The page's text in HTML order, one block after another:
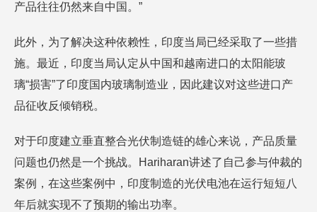
产品往往仍然来自中国。”
此外，为了解决这种依赖性，印度当局已经采取了一些措
施。最近，印度当局认定从中国和越南进口的太阳能玻
璃“损害”了印度国内玻璃制造业，因此建议对这些进口产
品征收反倾销税。
对于印度建立垂直整合光伏制造链的雄心来说，产品质量
问题也仍然是一个挑战。Hariharan讲述了自己参与仲裁的
案例，在这些案例中，印度制造的光伏电池在运行短短八
年后就实现不了预期的输出功率。